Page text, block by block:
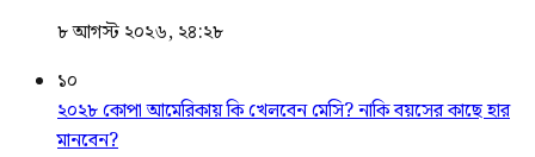
৮ আগস্ট ২০২৬, ২৪:২৮
১০
২০২৮ কোপা আমেরিকায় কি খেলবেন মেসি? নাকি বয়সের কাছে হার
মানবেন?